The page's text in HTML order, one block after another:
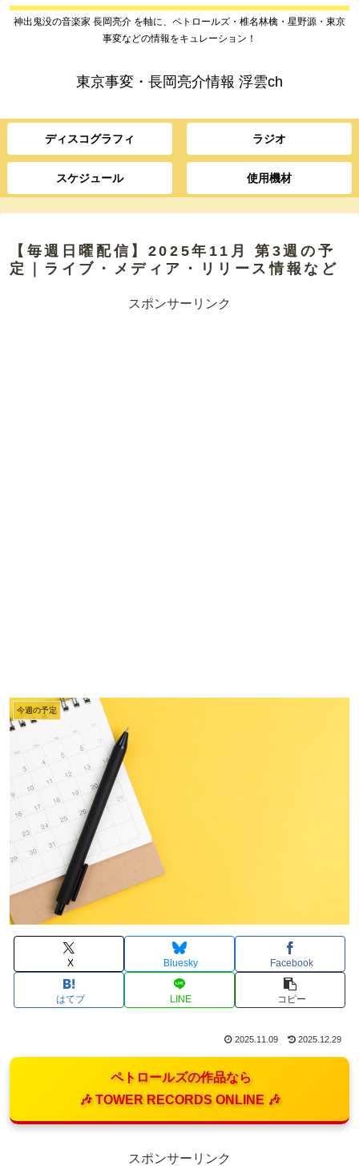
神出鬼没の音楽家 長岡亮介 を軸に、ペトロールズ・椎名林檎・星野源・東京
事変などの情報をキュレーション！
東京事変・長岡亮介情報 浮雲ch
ディスコグラフィ ラジオ
スケジュール 使用機材
【毎週日曜配信】2025年11月 第3週の予
定｜ライブ・メディア・リリース情報など
スポンサーリンク
今週の予定
X Bluesky Facebook
はてブ LINE コピー
2025.11.09 2025.12.29
ペトロールズの作品なら
🎶 TOWER RECORDS ONLINE 🎶
スポンサーリンク